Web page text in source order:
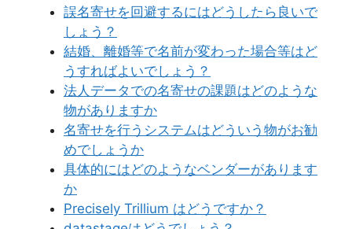
誤名寄せを回避するにはどうしたら良いで
しょう？
結婚、離婚等で名前が変わった場合等はど
うすればよいでしょう？
法人データでの名寄せの課題はどのような
物がありますか
名寄せを行うシステムはどういう物がお勧
めでしょうか
具体的にはどのようなベンダーがあります
か
Precisely Trillium はどうですか？